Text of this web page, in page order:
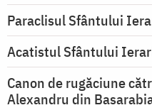
Paraclisul Sfântului
Acatistul Sfântului
Canon de rugăciune
Alexandru din